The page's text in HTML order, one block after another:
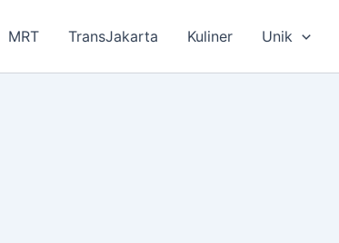
MRT TransJakarta Kuliner Unik